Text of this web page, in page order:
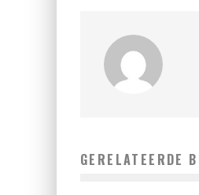
GERELATEERDE